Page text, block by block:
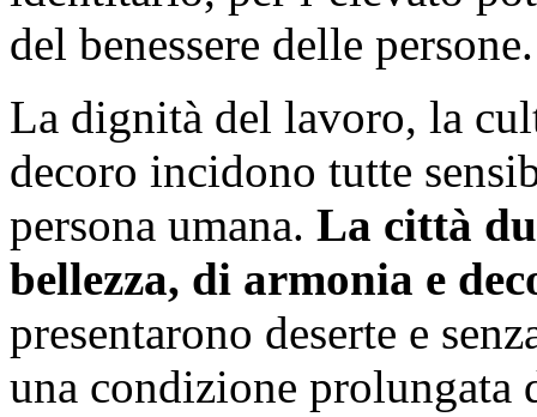
del benessere delle persone.
La dignità del lavoro, la
decoro incidono tutte
persona umana. La città
bellezza, di armonia e
presentarono deserte e
una condizione prolungata